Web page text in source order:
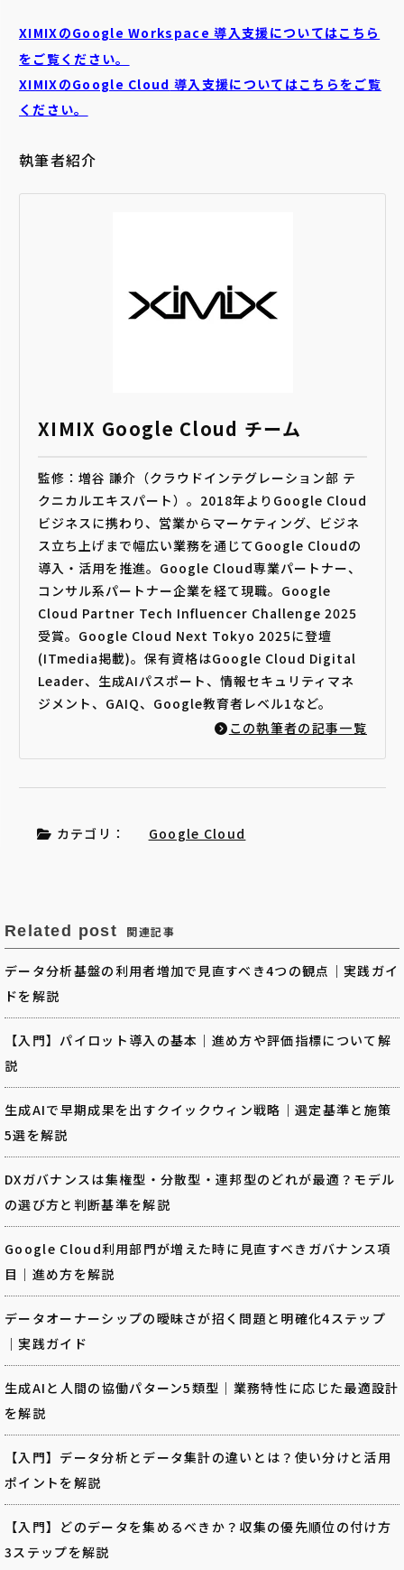
XIMIXのGoogle Workspace 導入支援についてはこちら
をご覧ください。
XIMIXのGoogle Cloud 導入支援についてはこちらをご覧
ください。
執筆者紹介
XIMIX Google Cloud チーム
監修：増谷 謙介（クラウドインテグレーション部 テ
クニカルエキスパート）。2018年よりGoogle Cloud
ビジネスに携わり、営業からマーケティング、ビジネ
ス立ち上げまで幅広い業務を通じてGoogle Cloudの
導入・活用を推進。Google Cloud専業パートナー、
コンサル系パートナー企業を経て現職。Google
Cloud Partner Tech Influencer Challenge 2025
受賞。Google Cloud Next Tokyo 2025に登壇
(ITmedia掲載)。保有資格はGoogle Cloud Digital
Leader、生成AIパスポート、情報セキュリティマネ
ジメント、GAIQ、Google教育者レベル1など。
この執筆者の記事一覧
カテゴリ： Google Cloud
Related post 関連記事
データ分析基盤の利用者増加で見直すべき4つの観点｜実践ガイ
ドを解説
【入門】パイロット導入の基本｜進め方や評価指標について解
説
生成AIで早期成果を出すクイックウィン戦略｜選定基準と施策
5選を解説
DXガバナンスは集権型・分散型・連邦型のどれが最適？モデル
の選び方と判断基準を解説
Google Cloud利用部門が増えた時に見直すべきガバナンス項
目｜進め方を解説
データオーナーシップの曖昧さが招く問題と明確化4ステップ
｜実践ガイド
生成AIと人間の協働パターン5類型｜業務特性に応じた最適設計
を解説
【入門】データ分析とデータ集計の違いとは？使い分けと活用
ポイントを解説
【入門】どのデータを集めるべきか？収集の優先順位の付け方
3ステップを解説